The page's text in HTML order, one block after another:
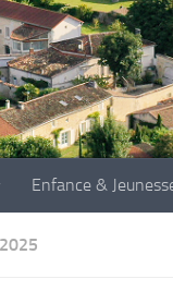
Enfance &